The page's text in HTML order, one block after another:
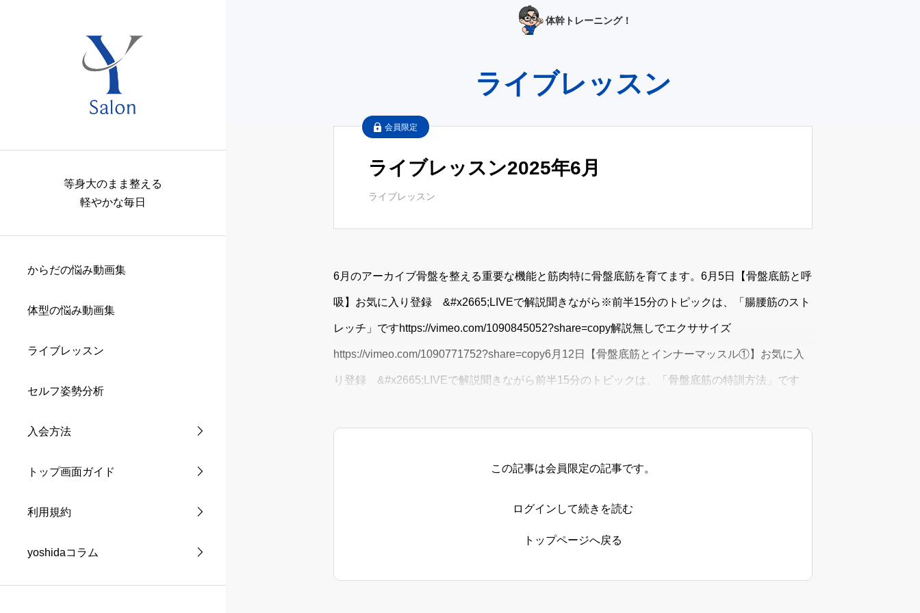
等身大のまま整える
軽やかな毎日
からだの悩み動画集
体型の悩み動画集
ライブレッスン
セルフ姿勢分析
入会方法
トップ画面ガイド
利用規約
yoshidaコラム
体幹トレーニング！
ライブレッスン
会員限定
ライブレッスン2025年6月
ライブレッスン
6月のアーカイブ骨盤を整える重要な機能と筋肉特に骨盤底筋を育てます。6月5日【骨盤底筋と呼
吸】お気に入り登録 &#x2665;LIVEで解説聞きながら※前半15分のトピックは、「腸腰筋のスト
レッチ」ですhttps://vimeo.com/1090845052?share=copy解説無しでエクササイズ
https://vimeo.com/1090771752?share=copy6月12日【骨盤底筋とインナーマッスル①】お気に入
り登録 &#x2665;LIVEで解説聞きながら前半15分のトピックは、「骨盤底筋の特訓方法」です
この記事は会員限定の記事です。
ログインして続きを読む
トップページへ戻る